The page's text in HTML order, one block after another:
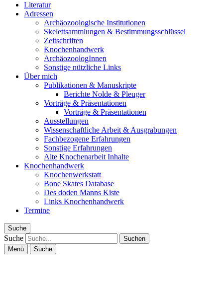
Literatur
Adressen
Archäozoologische Institutionen
Skelettsammlungen & Bestimmungsschlüssel
Zeitschriften
Knochenhandwerk
ArchäozoologInnen
Sonstige nützliche Links
Über mich
Publikationen & Manuskripte
Berichte Nolde & Pleuger
Vorträge & Präsentationen
Vorträge & Präsentationen
Ausstellungen
Wissenschaftliche Arbeit & Ausgrabungen
Fachbezogene Erfahrungen
Sonstige Erfahrungen
Alte Knochenarbeit Inhalte
Knochenhandwerk
Knochenwerkstatt
Bone Skates Database
Des doden Manns Kiste
Links Knochenhandwerk
Termine
Suche
Suche
Menü Suche